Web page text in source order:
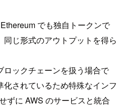
でも独自トークンで
じ形式のアウトプットを得ら
ロックチェーンを扱う場合で
されているため特殊なインフ
ずに AWS のサービスと統合